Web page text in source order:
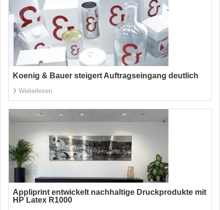
Koenig & Bauer steigert Auftragseingang deutlich
Weiterlesen
Appliprint entwickelt nachhaltige Druckprodukte mit
HP Latex R1000